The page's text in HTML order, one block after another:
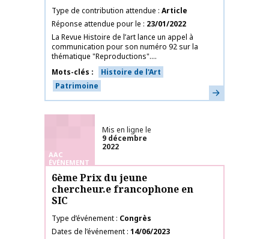
Type de contribution attendue Article
Réponse attendue pour le
23/01/2022
La Revue Histoire de l’art lance un appel à
communication pour son numéro 92 sur la
thématique "Reproductions"....
Mots-clés
Histoire de l'Art
Patrimoine
En savoir plus
AAC
ÉVÉNEMENT
Mis en ligne le
9 décembre
2022
6ème Prix du jeune
chercheur.e francophone en
SIC
Type d’événement Congrès
Dates de l’événement 14/06/2023